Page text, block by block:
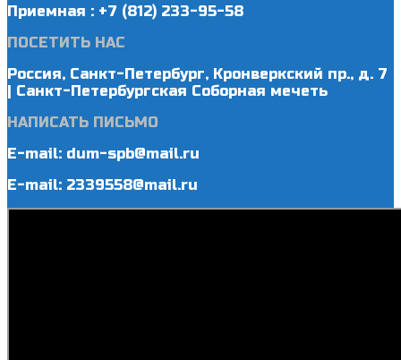
Приемная : +7 (812) 233-95-58
ПОСЕТИТЬ НАС
Россия, Санкт-Петербург, Кронверкский пр., д. 7
| Санкт-Петербургская Соборная мечеть
НАПИСАТЬ ПИСЬМО
E-mail: dum-spb@mail.ru
E-mail: 2339558@mail.ru